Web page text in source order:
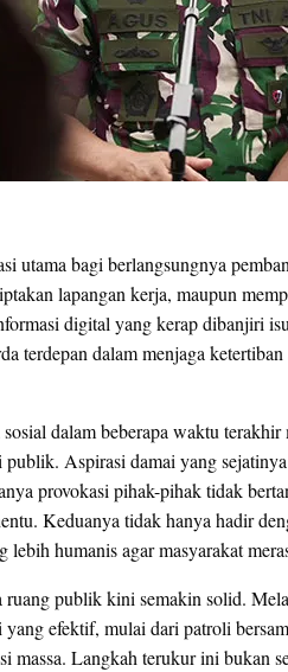
utama bagi berlangsungnya
lapangan kerja, maupun
digital yang kerap dibanjiri
terdepan dalam menjaga
dalam beberapa waktu
Aspirasi damai yang
provokasi pihak-pihak tidak
Keduanya tidak hanya hadir
humanis agar masyarakat
publik kini semakin solid.
efektif, mulai dari patroli
massa. Langkah terukur ini bukan